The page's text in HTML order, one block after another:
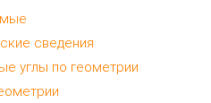
сведения
углы по геометрии